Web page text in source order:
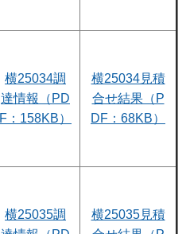
横25034調
達情報（PD
F：158KB）
横25034見積
合せ結果（P
DF：68KB）
横25035調
横25035見積